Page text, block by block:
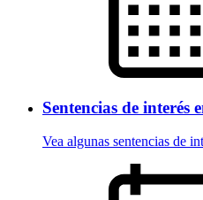
Sentencias de interés
Vea algunas sentencias de